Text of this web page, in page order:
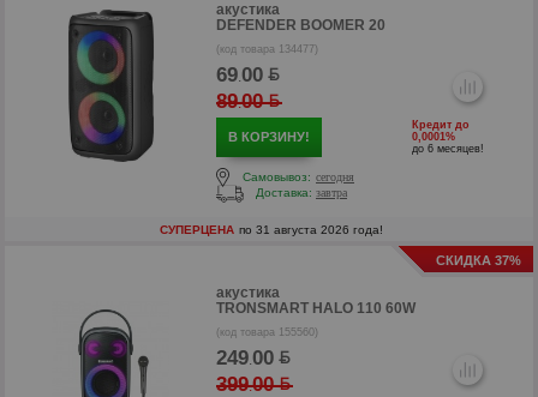
акустика
DEFENDER BOOMER 20
(код товара 134477)
69.00
89.00
В КОРЗИНУ!
Кредит до
0,0001%
до 6 месяцев!
Самовывоз: сегодня
Доставка: завтра
СУПЕРЦЕНА по 31 августа 2026 года!
СКИДКА 37%
акустика
TRONSMART HALO 110 60W
(код товара 155560)
249.00
399.00